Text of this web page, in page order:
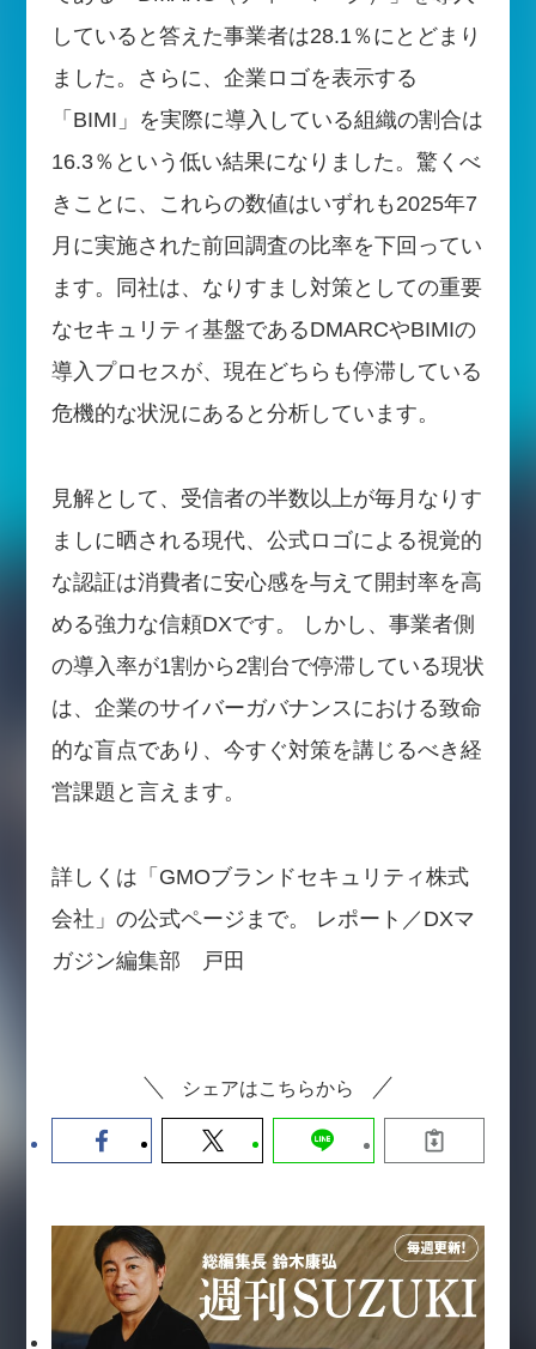
していると答えた事業者は28.1％にとどまり
ました。さらに、企業ロゴを表示する
「BIMI」を実際に導入している組織の割合は
16.3％という低い結果になりました。驚くべ
きことに、これらの数値はいずれも2025年7
月に実施された前回調査の比率を下回ってい
ます。同社は、なりすまし対策としての重要
なセキュリティ基盤であるDMARCやBIMIの
導入プロセスが、現在どちらも停滞している
危機的な状況にあると分析しています。
見解として、受信者の半数以上が毎月なりす
ましに晒される現代、公式ロゴによる視覚的
な認証は消費者に安心感を与えて開封率を高
める強力な信頼DXです。 しかし、事業者側
の導入率が1割から2割台で停滞している現状
は、企業のサイバーガバナンスにおける致命
的な盲点であり、今すぐ対策を講じるべき経
営課題と言えます。
詳しくは「GMOブランドセキュリティ株式
会社」の公式ページまで。 レポート／DXマ
ガジン編集部 戸田
シェアはこちらから